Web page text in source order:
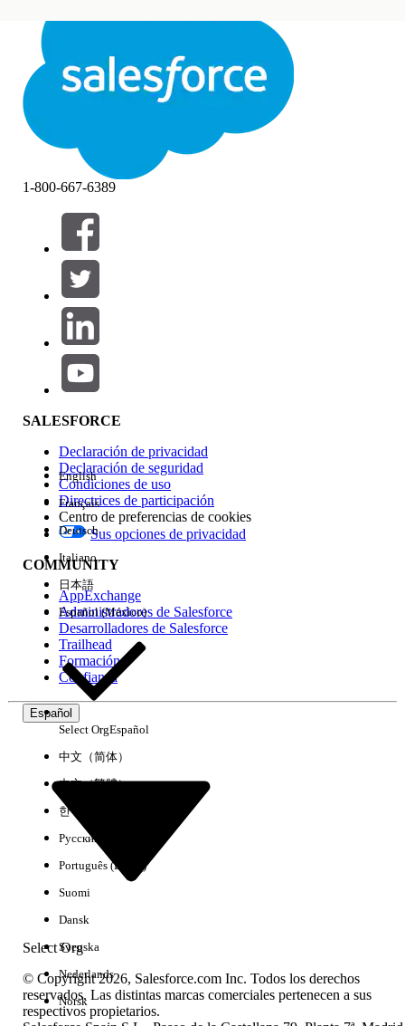
Cerrar Cerrar
Filtrar por (0)
SELECCIONAR FILTROS
Área de productos
Repercusión de función
Edición
Experiencia
No hay resultados
1-800-667-6389
SALESFORCE
Declaración de privacidad
Declaración de seguridad
Condiciones de uso
Directrices de participación
Centro de preferencias de cookies
Sus opciones de privacidad
COMMUNITY
AppExchange
Administradores de Salesforce
Desarrolladores de Salesforce
Trailhead
Formación
Confianza
Español
Select Org
English
Français
Deutsch
Italiano
日本語
Español (México)
Select OrgEspañol
中文（简体）
中文（繁體）
한국어
Русский
Português (Brasil)
Suomi
Dansk
Svenska
Nederlands
Norsk
© Copyright 2026, Salesforce.com Inc. Todos los derechos
reservados. Las distintas marcas comerciales pertenecen a sus
respectivos propietarios.